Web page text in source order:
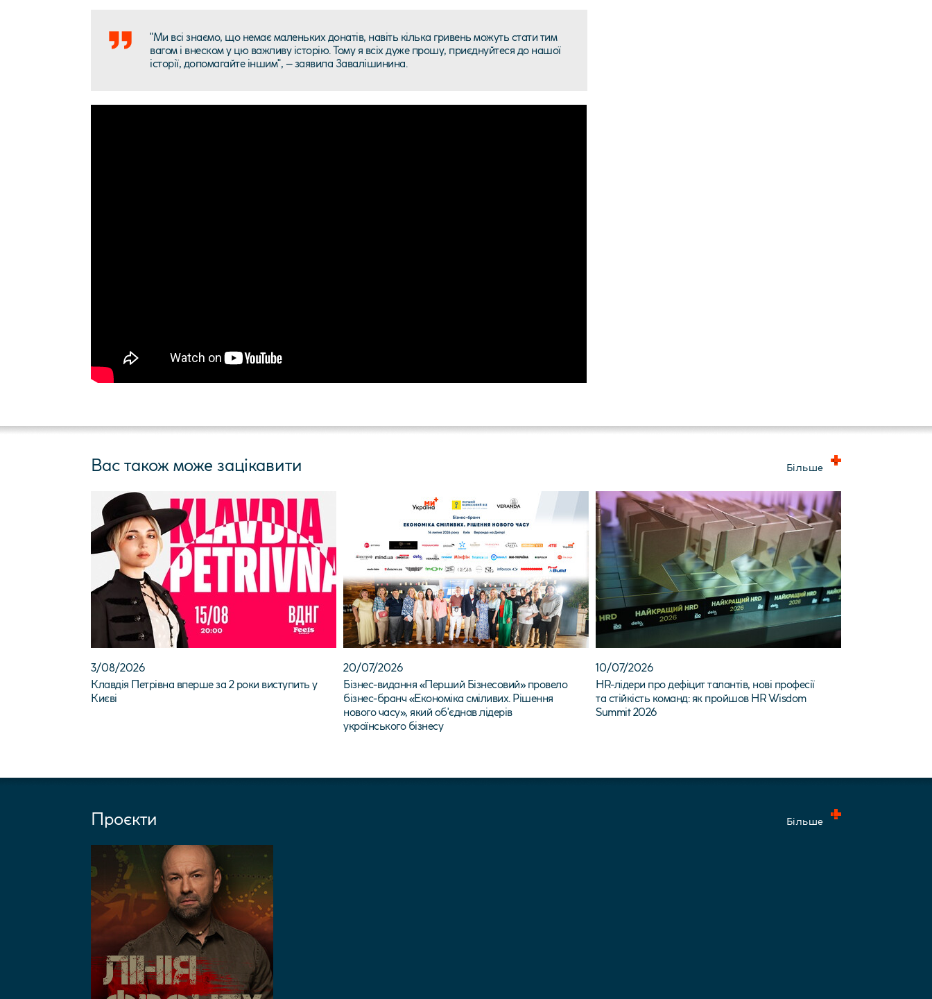
"Ми всі знаємо, що немає маленьких донатів, навіть кілька гривень можуть стати тим
вагом і внеском у цю важливу історію. Тому я всіх дуже прошу, приєднуйтеся до нашої
історії, допомагайте іншим", – заявила Завалішинина.
Вас також може зацікавити Більше
3/08/2026
Клавдія Петрівна вперше за 2 роки виступить у
Києві
20/07/2026
Бізнес-видання «Перший Бізнесовий» провело
бізнес-бранч «Економіка сміливих. Рішення
нового часу», який об'єднав лідерів
українського бізнесу
10/07/2026
HR-лідери про дефіцит талантів, нові професії
та стійкість команд: як пройшов HR Wisdom
Summit 2026
Проєкти Більше